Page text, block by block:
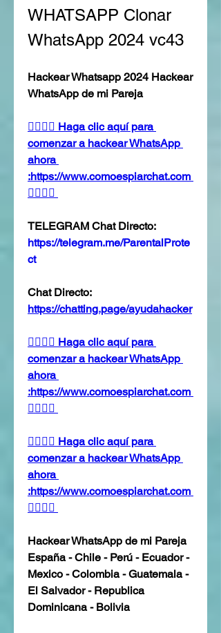
WHATSAPP Clonar
WhatsApp 2024 vc43
Hackear Whatsapp 2024 Hackear
WhatsApp de mi Pareja
👉🏻👉🏻 Haga clic aquí para
comenzar a hackear WhatsApp
ahora
:https://www.comoespiarchat.com
👈🏻👈🏻
TELEGRAM Chat Directo:
https://telegram.me/ParentalProte
ct
Chat Directo:
https://chatting.page/ayudahacker
👉🏻👉🏻 Haga clic aquí para
comenzar a hackear WhatsApp
ahora
:https://www.comoespiarchat.com
👈🏻👈🏻
👉🏻👉🏻 Haga clic aquí para
comenzar a hackear WhatsApp
ahora
:https://www.comoespiarchat.com
👈🏻👈🏻
Hackear WhatsApp de mi Pareja
España - Chile - Perú - Ecuador -
Mexico - Colombia - Guatemala -
El Salvador - Republica
Dominicana - Bolivia